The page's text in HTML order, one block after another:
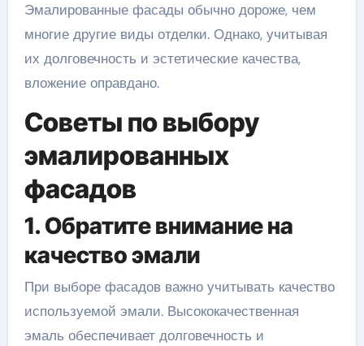
Эмалированные фасады обычно дороже, чем
многие другие виды отделки. Однако, учитывая
их долговечность и эстетические качества,
вложение оправдано.
Советы по выбору
эмалированных
фасадов
1. Обратите внимание на
качество эмали
При выборе фасадов важно учитывать качество
используемой эмали. Высококачественная
эмаль обеспечивает долговечность и